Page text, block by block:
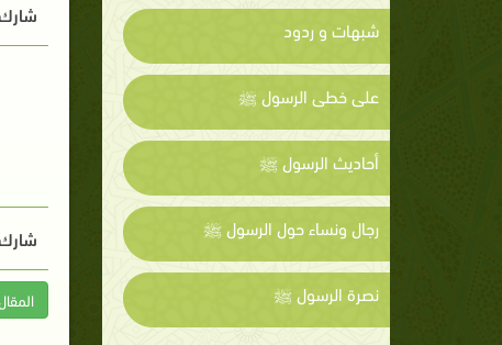
شبهات و ردود
على خطى الرسول ﷺ
أحاديث الرسول ﷺ
رجال ونساء حول الرسول ﷺ
نصرة الرسول ﷺ